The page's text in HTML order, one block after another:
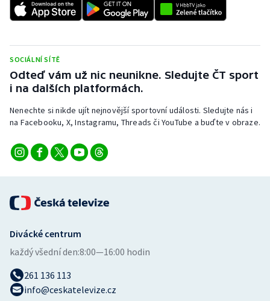
Sportovní střelba
Stolní tenis
Triatlon
Vodní slalom
Volejbal
SOCIÁLNÍ SÍTĚ
Odteď vám už nic neunikne. Sledujte ČT sport
i na dalších platformách.
Nenechte si nikde ujít nejnovější sportovní události. Sledujte nás i
na Facebooku, X, Instagramu, Threads či YouTube a buďte v obraze.
Divácké centrum
každý všední den:8:00—16:00 hodin
261 136 113
info@ceskatelevize.cz